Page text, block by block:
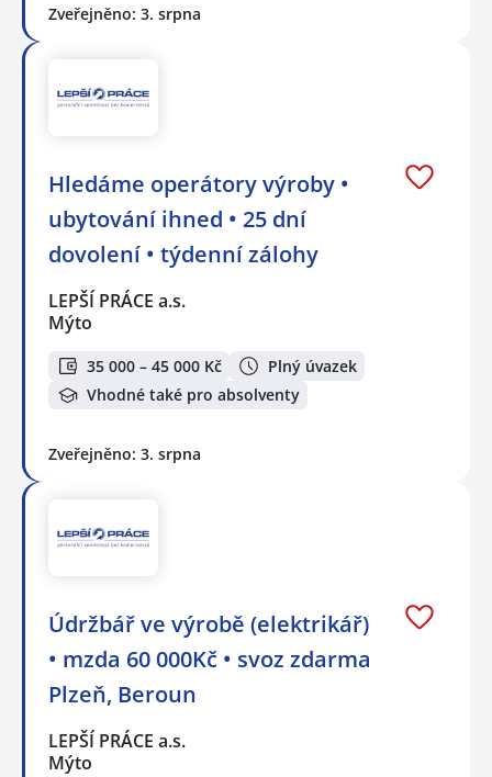
Zveřejněno: 3. srpna
Hledáme operátory výroby •
ubytování ihned • 25 dní
dovolení • týdenní zálohy
LEPŠÍ PRÁCE a.s.
Mýto
35 000 – 45 000 Kč
Plný úvazek
Vhodné také pro absolventy
Zveřejněno: 3. srpna
Údržbář ve výrobě (elektrikář)
• mzda 60 000Kč • svoz zdarma
Plzeň, Beroun
LEPŠÍ PRÁCE a.s.
Mýto